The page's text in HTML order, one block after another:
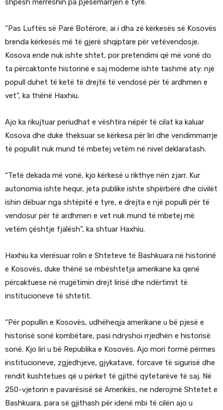
shpesh merreshin pa pjesëmarrjen e tyre.
“Pas Luftës së Parë Botërore, ai i dha zë kërkesës së Kosovës
brenda kërkesës më të gjerë shqiptare për vetëvendosje.
Kosova ende nuk ishte shtet, por pretendimi që më vonë do
ta përcaktonte historinë e saj moderne ishte tashmë aty: një
popull duhet të ketë të drejtë të vendosë për të ardhmen e
vet”, ka thënë Haxhiu.
Ajo ka rikujtuar periudhat e vështira nëpër të cilat ka kaluar
Kosova dhe duke theksuar se kërkesa për liri dhe vendimmarrje
të popullit nuk mund të mbetej vetëm në nivel deklaratash.
“Tetë dekada më vonë, kjo kërkesë u rikthye nën zjarr. Kur
autonomia ishte hequr, jeta publike ishte shpërbërë dhe civilët
ishin dëbuar nga shtëpitë e tyre, e drejta e një populli për të
vendosur për të ardhmen e vet nuk mund të mbetej më
vetëm çështje fjalësh”, ka shtuar Haxhiu.
Haxhiu ka vlerësuar rolin e Shteteve të Bashkuara në historinë
e Kosovës, duke thënë se mbështetja amerikane ka qenë
përcaktuese në rrugëtimin drejt lirisë dhe ndërtimit të
institucioneve të shtetit.
“Për popullin e Kosovës, udhëheqja amerikane u bë pjesë e
historisë sonë kombëtare, pasi ndryshoi rrjedhën e historisë
sonë. Kjo liri u bë Republika e Kosovës. Ajo mori formë përmes
institucioneve, zgjedhjeve, gjykatave, forcave të sigurisë dhe
rendit kushtetues që u përket të gjithë qytetarëve të saj. Në
250-vjetorin e pavarësisë së Amerikës, ne nderojmë Shtetet e
Bashkuara, para së gjithash për idenë mbi të cilën ajo u